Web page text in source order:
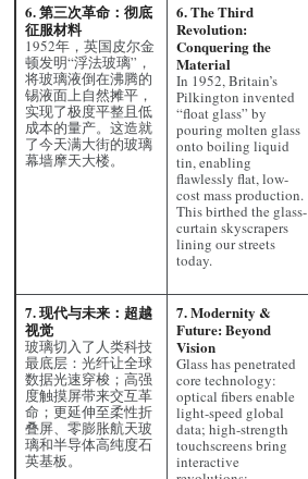
6. 第三次革命：彻底
征服材料
1952年，英国皮尔金
顿发明“浮法玻璃”，
将玻璃液倒在沸腾的
锡液面上自然摊平，
实现了极度平整且低
成本的量产。这造就
了今天满大街的玻璃
幕墙摩天大楼。
6. The Third
Revolution:
Conquering the
Material
In 1952, Britain’s
Pilkington invented
“float glass” by
pouring molten glass
onto boiling liquid
tin, enabling
flawlessly flat, low-
cost mass production.
This birthed the glass-
curtain skyscrapers
lining our streets
today.
7. 现代与未来：超越
视觉
玻璃切入了人类科技
最底层：光纤让全球
数据光速穿梭；高强
度触摸屏带来交互革
命；更延伸至柔性折
叠屏、零膨胀航天玻
璃和半导体高纯度石
英基板。
7. Modernity &
Future: Beyond
Vision
Glass has penetrated
core technology:
optical fibers enable
light-speed global
data; high-strength
touchscreens bring
interactive